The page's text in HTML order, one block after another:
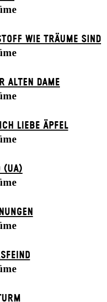
WIE TRÄUME SIND
ALT­EN DA­ME
LIEBE ÄPFEL
(UA)